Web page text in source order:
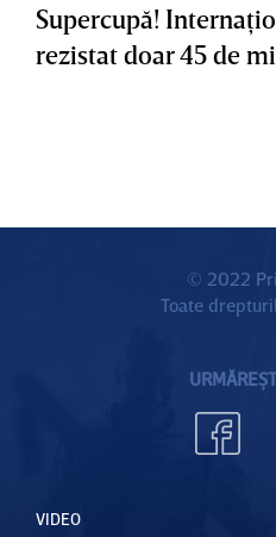
Supercupă!
rezistat doar 45 de
© 2022
Toate
VIDEO